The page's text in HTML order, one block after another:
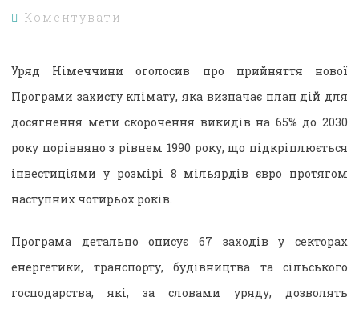
Коментувати
Уряд Німеччини оголосив про прийняття нової
Програми захисту клімату, яка визначає план дій для
досягнення мети скорочення викидів на 65% до 2030
року порівняно з рівнем 1990 року, що підкріплюється
інвестиціями у розмірі 8 мільярдів євро протягом
наступних чотирьох років.
Програма детально описує 67 заходів у секторах
енергетики, транспорту, будівництва та сільського
господарства, які, за словами уряду, дозволять